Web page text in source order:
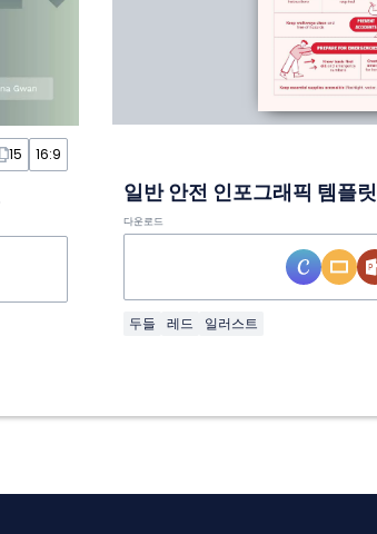
15 16:9
일반 안전 인포그래픽 템플릿
다운로드
두들 레드 일러스트